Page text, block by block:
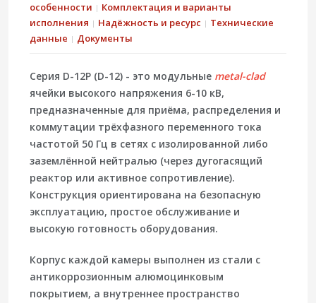
особенности
Комплектация и варианты
исполнения
Надёжность и ресурс
Технические
данные
Документы
Серия D-12P (D-12) - это модульные metal-clad
ячейки высокого напряжения 6-10 кВ,
предназначенные для приёма, распределения и
коммутации трёхфазного переменного тока
частотой 50 Гц в сетях с изолированной либо
заземлённой нейтралью (через дугогасящий
реактор или активное сопротивление).
Конструкция ориентирована на безопасную
эксплуатацию, простое обслуживание и
высокую готовность оборудования.
Корпус каждой камеры выполнен из стали с
антикоррозионным алюмоцинковым
покрытием, а внутреннее пространство